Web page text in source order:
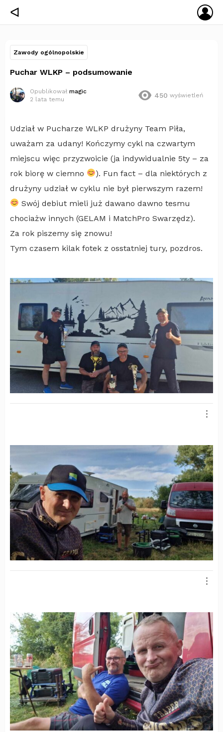
ᐊ
Zawody ogólnopolskie
Puchar WLKP – podsumowanie
Opublikował magic
2 lata temu
450 wyświetleń
Udział w Pucharze WLKP drużyny Team Piła,
uważam za udany! Kończymy cykl na czwartym
miejscu więc przyzwoicie (ja indywidualnie 5ty – za
rok biorę w ciemno
). Fun fact – dla niektórych z
drużyny udział w cyklu nie był pierwszym razem!
Swój debiut mieli już dawano dawno tesmu
chociażw innych (GELAM i MatchPro Swarzędz).
Za rok piszemy się znowu!
Tym czasem kilak fotek z osstatniej tury, pozdros.